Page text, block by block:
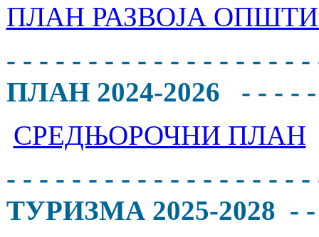
ПЛАН РАЗВОЈА
- - - - - - - - - - - - - - - -
ПЛАН 2024-2026 - - - - -
СРЕДЊОРОЧНИ ПЛАН
- - - - - - - - - - - - - - - - -
ТУРИЗМА 2025-2028 - -